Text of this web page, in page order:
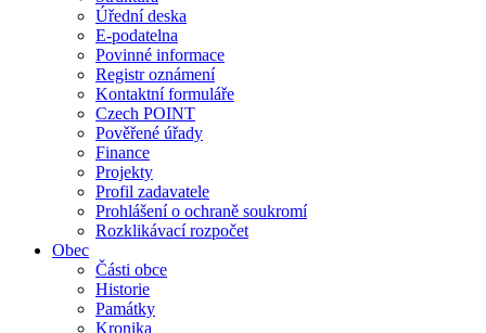
Úřední deska
E-podatelna
Povinné informace
Registr oznámení
Kontaktní formuláře
Czech POINT
Pověřené úřady
Finance
Projekty
Profil zadavatele
Prohlášení o ochraně soukromí
Rozklikávací rozpočet
Obec
Části obce
Historie
Památky
Kronika